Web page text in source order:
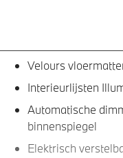
Velours
Interieurlijsten
Automatische
binnenspiegel
Elektrisch